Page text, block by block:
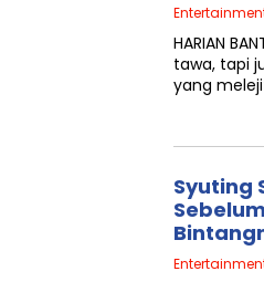
HARIAN
tawa, tapi
yang
Syuting